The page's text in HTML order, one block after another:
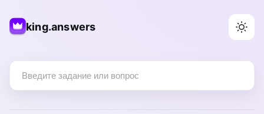
king.answers